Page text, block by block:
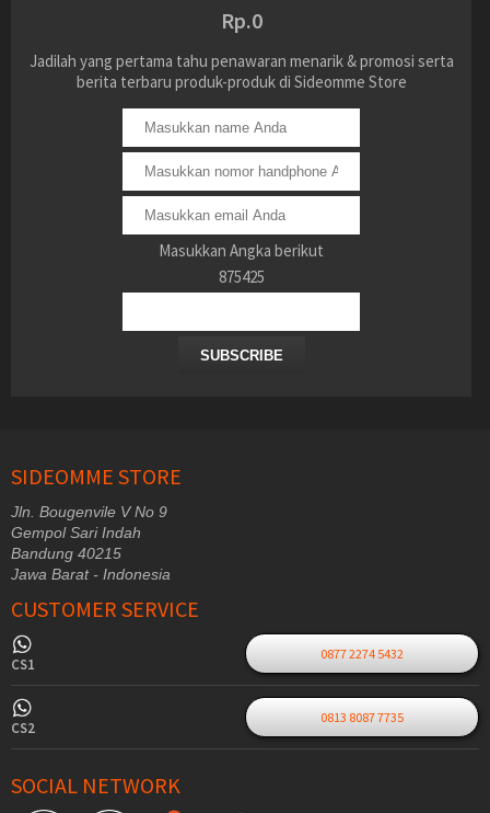
Rp.0
Jadilah yang pertama tahu penawaran menarik & promosi serta
berita terbaru produk-produk di Sideomme Store
Masukkan Angka berikut
875425
SUBSCRIBE
SIDEOMME STORE
Jln. Bougenvile V No 9
Gempol Sari Indah
Bandung 40215
Jawa Barat - Indonesia
CUSTOMER SERVICE
CS1
0877 2274 5432
CS2
0813 8087 7735
SOCIAL NETWORK